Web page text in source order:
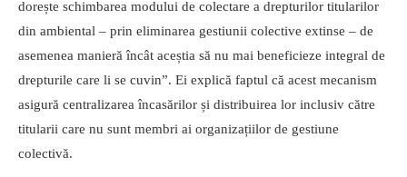
dorește schimbarea modului de colectare a drepturilor titularilor
din ambiental – prin eliminarea gestiunii colective extinse – de
asemenea manieră încât aceștia să nu mai beneficieze integral de
drepturile care li se cuvin”. Ei explică faptul că acest mecanism
asigură centralizarea încasărilor și distribuirea lor inclusiv către
titularii care nu sunt membri ai organizațiilor de gestiune
colectivă.